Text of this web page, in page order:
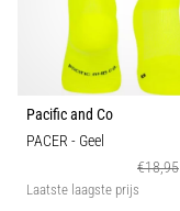
piepjestest:
zijn
ze
en
hoe
Pacific and Co
PACER - Geel
€18,95
Laatste laagste prijs